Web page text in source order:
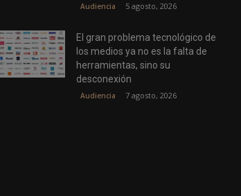
Audiencia 5 agosto, 2026
El gran problema tecnológico de
los medios ya no es la falta de
herramientas, sino su
desconexión
Audiencia 7 agosto, 2026